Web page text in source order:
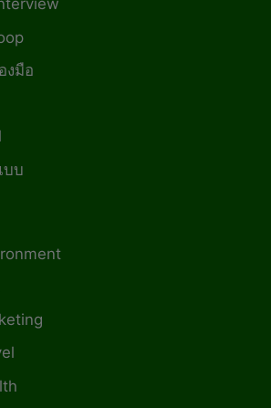
งมือ
บบ